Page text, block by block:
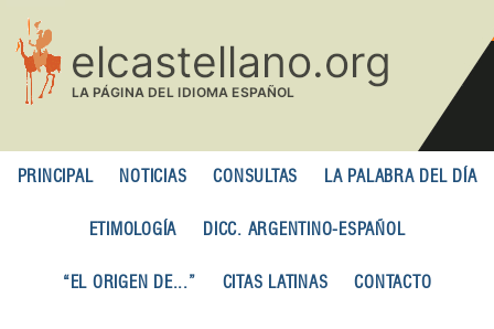
contenido
principal
PRINCIPAL NOTICIAS CONSULTAS LA PALABRA DEL DÍA
ETIMOLOGÍA DICC. ARGENTINO-ESPAÑOL
“EL ORIGEN DE...” CITAS LATINAS CONTACTO